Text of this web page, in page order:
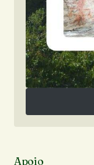
Apoio